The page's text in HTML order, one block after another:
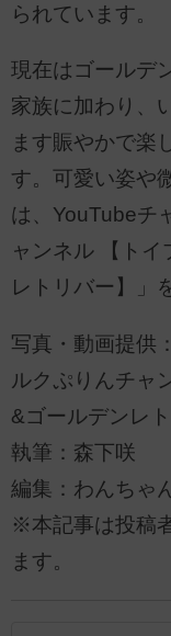
られています。
現在はゴールデ
家族に加わり、
ます賑やかで楽
す。可愛い姿や
は、YouTubeチ
ャンネル 【ト
レトリバー】」
写真・動画提供
ルクぷりんチャ
&ゴールデンレ
執筆：森下咲
編集：わんちゃ
※本記事は投稿
ます。